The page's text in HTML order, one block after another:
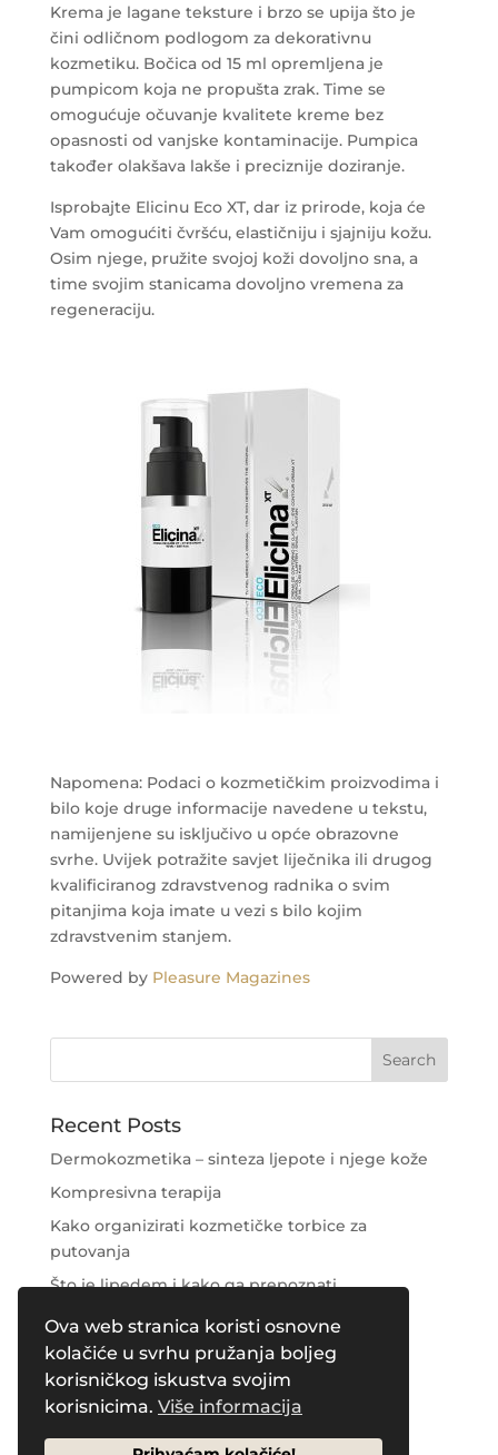
Ova web stranica koristi osnovne
kolačiće u svrhu pružanja boljeg
korisničkog iskustva svojim
korisnicima. Više informacija
Krema je lagane teksture i brzo se upija što je
čini odličnom podlogom za dekorativnu
kozmetiku. Bočica od 15 ml opremljena je
pumpicom koja ne propušta zrak. Time se
omogućuje očuvanje kvalitete kreme bez
opasnosti od vanjske kontaminacije. Pumpica
također olakšava lakše i preciznije doziranje.
Isprobajte Elicinu Eco XT, dar iz prirode, koja će
Vam omogućiti čvršću, elastičniju i sjajniju kožu.
Osim njege, pružite svojoj koži dovoljno sna, a
time svojim stanicama dovoljno vremena za
regeneraciju.
Napomena: Podaci o kozmetičkim proizvodima i
bilo koje druge informacije navedene u tekstu,
namijenjene su isključivo u opće obrazovne
svrhe. Uvijek potražite savjet liječnika ili drugog
kvalificiranog zdravstvenog radnika o svim
pitanjima koja imate u vezi s bilo kojim
zdravstvenim stanjem.
Powered by Pleasure Magazines
Recent Posts
Dermokozmetika – sinteza ljepote i njege kože
Kompresivna terapija
Kako organizirati kozmetičke torbice za
putovanja
Što je lipedem i kako ga prepoznati
Njega područja oko očiju
Recent Comments